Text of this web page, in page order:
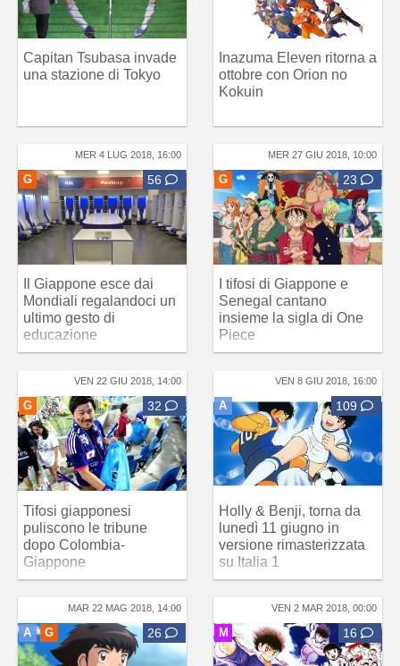
Capitan Tsubasa invade
una stazione di Tokyo
Inazuma Eleven ritorna a
ottobre con Orion no
Kokuin
MER 4 LUG 2018, 16:00
G 56
Il Giappone esce dai
Mondiali regalandoci un
ultimo gesto di
educazione
MER 27 GIU 2018, 10:00
G 23
I tifosi di Giappone e
Senegal cantano
insieme la sigla di One
Piece
VEN 22 GIU 2018, 14:00
G 32
Tifosi giapponesi
puliscono le tribune
dopo Colombia-
Giappone
VEN 8 GIU 2018, 16:00
A 109
Holly & Benji, torna da
lunedì 11 giugno in
versione rimasterizzata
su Italia 1
MAR 22 MAG 2018, 14:00
A G 26
VEN 2 MAR 2018, 00:00
M 16